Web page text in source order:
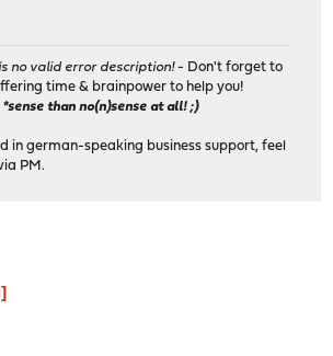
no valid error description!- Don't forget to
time & brainpower to help you!
than no(n)sense at all! ;)
in german-speaking business support, feel
PM.